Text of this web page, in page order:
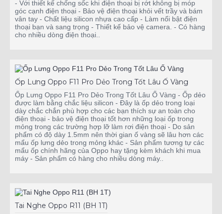
- Với thiết kế chống sốc khi điện thoại bị rớt không bị móp
góc cạnh điện thoại - Bảo vệ điện thoại khỏi vết trầy và bám
vân tay - Chất liệu silicon nhựa cao cấp - Làm nổi bật điện
thoại bạn và sang trọng - Thiết kế bảo vệ camera. - Có hàng
cho nhiều dòng điện thoại..
Ốp Lưng Oppo F11 Pro Dẻo Trong Tốt Lâu Ố Vàng
Ốp Lưng Oppo F11 Pro Dẻo Trong Tốt Lâu Ố Vàng - Ốp dẻo
được làm bằng chắc liệu silicon - Đây là ốp dẻo trong loại
dày chắc chắn phù hợp cho các bạn thích sự an toàn cho
điện thoại - bảo vệ điện thoại tốt hơn những loại ốp trong
mỏng trong các trường hợp lỡ làm rơi điện thoại - Do sản
phẩm có độ dày 1.5mm nên thời gian ố vàng sẽ lâu hơn các
mẩu ốp lưng dẻo trong mỏng khác - Sản phẩm tương tự các
mẩu ốp chính hãng của Oppo hay tặng kèm khách khi mua
máy - Sản phẩm có hàng cho nhiều dòng máy..
Tai Nghe Oppo R11 (BH 1T)